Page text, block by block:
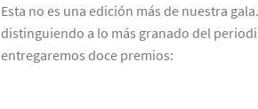
Esta no es una edición más de nuestra
distinguiendo a lo más granado del
entregaremos doce premios: